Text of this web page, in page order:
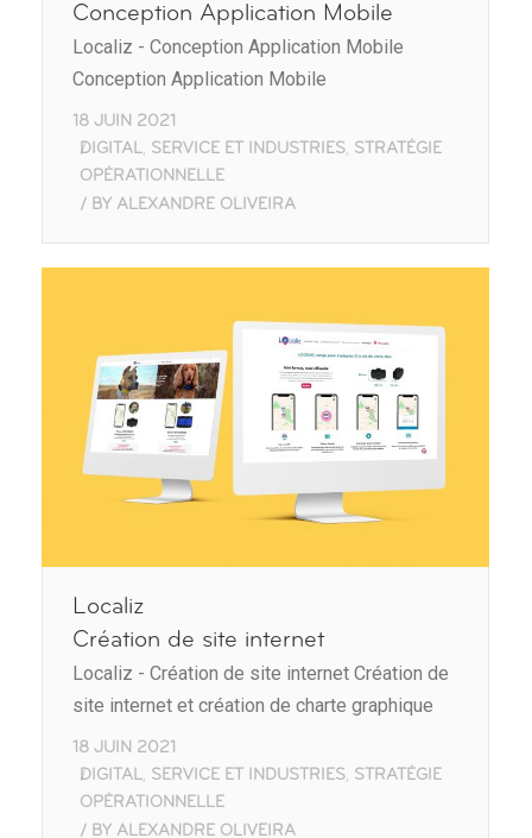
Conception Application Mobile
Localiz - Conception Application Mobile
Conception Application Mobile
18 JUIN 2021
DIGITAL, SERVICE ET INDUSTRIES, STRATÉGIE
OPÉRATIONNELLE
BY ALEXANDRE OLIVEIRA
Localiz
Création de site internet
Localiz - Création de site internet Création de
site internet et création de charte graphique
18 JUIN 2021
DIGITAL, SERVICE ET INDUSTRIES, STRATÉGIE
OPÉRATIONNELLE
BY ALEXANDRE OLIVEIRA